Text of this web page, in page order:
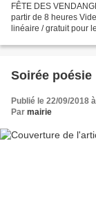
FÊTE DES
partir de 8 heures
linéaire / gratuit pour
Soirée
Publié le 22/09/2018
Par mairie